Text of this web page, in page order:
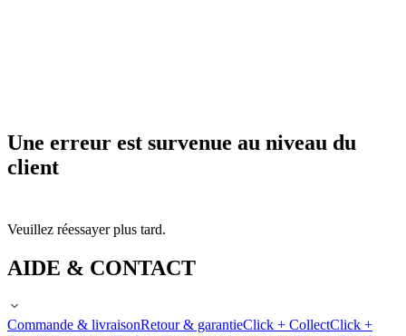
Une erreur est survenue au niveau du
client
Veuillez réessayer plus tard.
AIDE & CONTACT
Commande & livraisonRetour & garantieClick + CollectClick +